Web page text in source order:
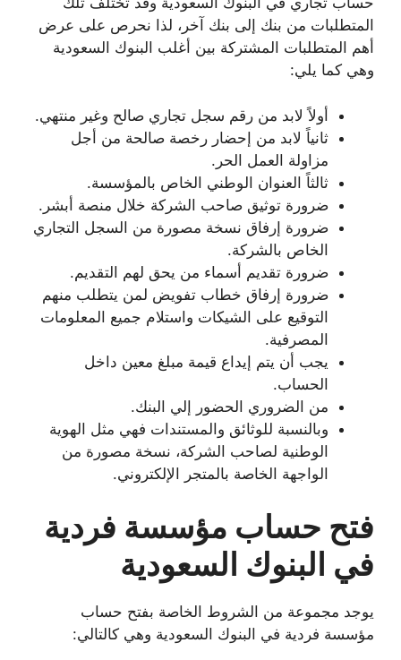
المتطلبات من بنك إلى بنك آخر، لذا نحرص على عرض
أهم المتطلبات المشتركة بين أغلب البنوك السعودية
وهي كما يلي:
أولاً لابد من رقم سجل تجاري صالح وغير منتهي.
ثانياً لابد من إحضار رخصة صالحة من أجل
مزاولة العمل الحر.
ثالثاً العنوان الوطني الخاص بالمؤسسة.
ضرورة توثيق صاحب الشركة خلال منصة أبشر.
ضرورة إرفاق نسخة مصورة من السجل التجاري
الخاص بالشركة.
ضرورة تقديم أسماء من يحق لهم التقديم.
ضرورة إرفاق خطاب تفويض لمن يتطلب منهم
التوقيع على الشيكات واستلام جميع المعلومات
المصرفية.
يجب أن يتم إيداع قيمة مبلغ معين داخل
الحساب.
من الضروري الحضور إلي البنك.
وبالنسبة للوثائق والمستندات فهي مثل الهوية
الوطنية لصاحب الشركة، نسخة مصورة من
الواجهة الخاصة بالمتجر الإلكتروني.
فتح حساب مؤسسة فردية
في البنوك السعودية
يوجد مجموعة من الشروط الخاصة بفتح حساب
مؤسسة فردية في البنوك السعودية وهي كالتالي: